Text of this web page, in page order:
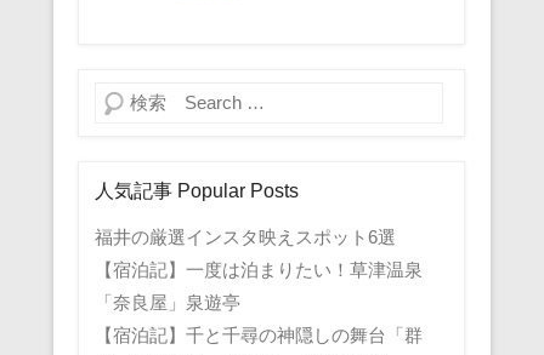
検索
人気記事 Popular Posts
福井の厳選インスタ映えスポット6選
【宿泊記】一度は泊まりたい！草津温泉
「奈良屋」泉遊亭
【宿泊記】千と千尋の神隠しの舞台「群